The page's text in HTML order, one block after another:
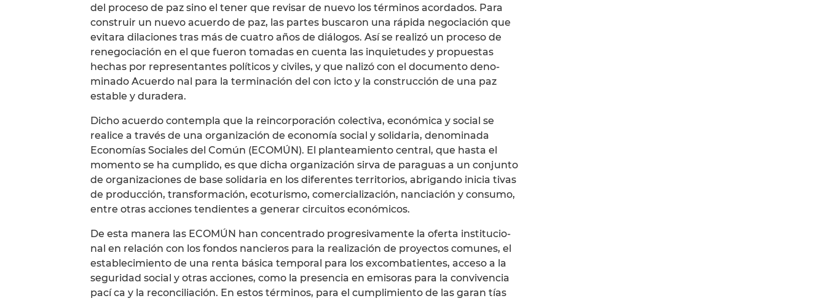
del proceso de paz sino el tener que revisar de nuevo los términos acordados. Para
construir un nuevo acuerdo de paz, las partes buscaron una rápida negociación que
evitara dilaciones tras más de cuatro años de diálogos. Así se realizó un proceso de
renegociación en el que fueron tomadas en cuenta las inquietudes y propuestas
hechas por representantes políticos y civiles, y que nalizó con el documento deno­
minado Acuerdo nal para la terminación del con icto y la construcción de una paz
estable y duradera.
Dicho acuerdo contempla que la reincorporación colectiva, económica y social se
realice a través de una organización de economía social y solidaria, denominada
Economías Sociales del Común (ECOMÚN). El planteamiento central, que hasta el
momento se ha cumplido, es que dicha organización sirva de paraguas a un conjunto
de organizaciones de base solidaria en los diferentes territorios, abrigando inicia­ tivas
de producción, transformación, ecoturismo, comercialización, nanciación y consumo,
entre otras acciones tendientes a generar circuitos económicos.
De esta manera las ECOMÚN han concentrado progresivamente la oferta institucio­
nal en relación con los fondos nancieros para la realización de proyectos comunes, el
establecimiento de una renta básica temporal para los excombatientes, acceso a la
seguridad social y otras acciones, como la presencia en emisoras para la convivencia
pací ca y la reconciliación. En estos términos, para el cumplimiento de las garan­ tías